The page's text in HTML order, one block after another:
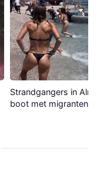
Strandgangers in
boot met migranten